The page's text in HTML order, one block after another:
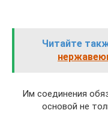
Читайте
Им соединения
основой не